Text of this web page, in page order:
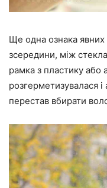
Ще одна ознака явних
зсередини, між
рамка з пластику або
розгерметизувалася
перестав вбирати